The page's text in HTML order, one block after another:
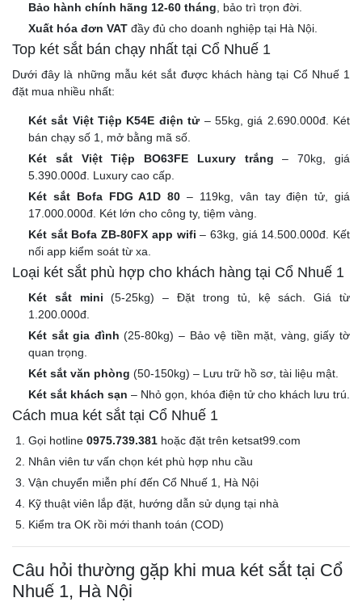
Bảo hành chính hãng 12-60 tháng , bảo trì trọn đời.
Xuất hóa đơn VAT đầy đủ cho doanh nghiệp tại Hà Nội.
Top két sắt bán chạy nhất tại Cổ Nhuế 1
Dưới đây là những mẫu két sắt được khách hàng tại Cổ Nhuế 1
đặt mua nhiều nhất:
Két sắt Việt Tiệp K54E điện tử– 55kg, giá 2.690.000đ. Két
bán chạy số 1, mở bằng mã số.
Két sắt Việt Tiệp BO63FE Luxury trắng – 70kg, giá
5.390.000đ. Luxury cao cấp.
Két sắt Bofa FDG A1D 80 – 119kg, vân tay điện tử, giá
17.000.000đ. Két lớn cho công ty, tiệm vàng.
Két sắt Bofa ZB-80FX app wifi – 63kg, giá 14.500.000đ. Kết
nối app kiểm soát từ xa.
Loại két sắt phù hợp cho khách hàng tại Cổ Nhuế 1
Két sắt mini (5-25kg) – Đặt trong tủ, kệ sách. Giá từ
1.200.000đ.
Két sắt gia đình (25-80kg) – Bảo vệ tiền mặt, vàng, giấy tờ
quan trọng.
Két sắt văn phòng (50-150kg) – Lưu trữ hồ sơ, tài liệu mật.
Két sắt khách sạn – Nhỏ gọn, khóa điện tử cho khách lưu trú.
Cách mua két sắt tại Cổ Nhuế 1
Gọi hotline 0975.739.381 hoặc đặt trên ketsat99.com
Nhân viên tư vấn chọn két phù hợp nhu cầu
Vận chuyển miễn phí đến Cổ Nhuế 1, Hà Nội
Kỹ thuật viên lắp đặt, hướng dẫn sử dụng tại nhà
Kiểm tra OK rồi mới thanh toán (COD)
Câu hỏi thường gặp khi mua két sắt tại Cổ
Nhuế 1, Hà Nội